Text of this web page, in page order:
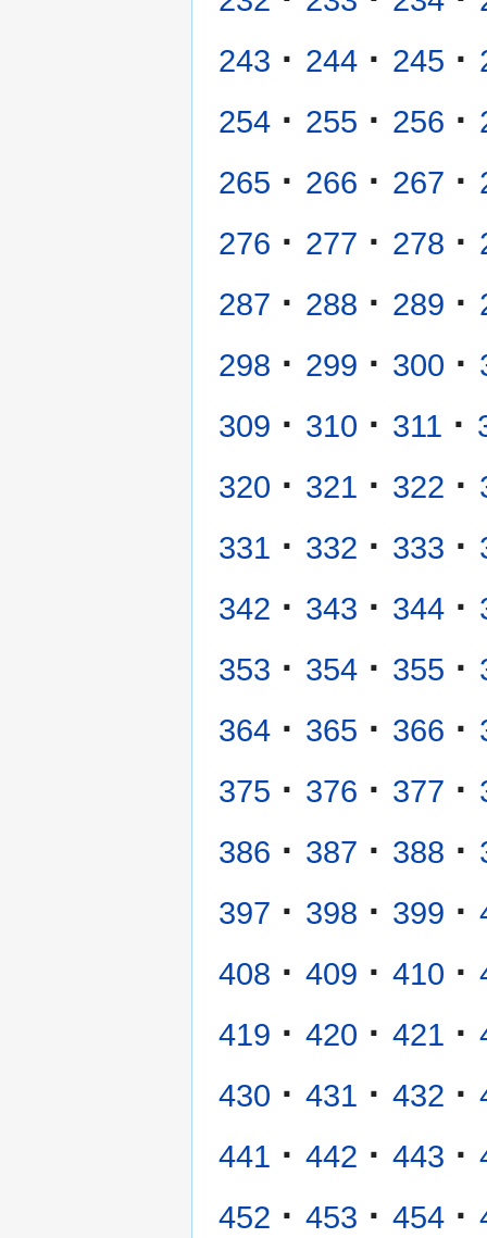
243 · 244 · 245 ·
254 · 255 · 256 ·
265 · 266 · 267 ·
276 · 277 · 278 ·
287 · 288 · 289 ·
298 · 299 · 300 ·
309 · 310 · 311 ·
320 · 321 · 322 ·
331 · 332 · 333 ·
342 · 343 · 344 ·
353 · 354 · 355 ·
364 · 365 · 366 ·
375 · 376 · 377 ·
386 · 387 · 388 ·
397 · 398 · 399 ·
408 · 409 · 410 ·
419 · 420 · 421 ·
430 · 431 · 432 ·
441 · 442 · 443 ·
452 · 453 · 454 ·